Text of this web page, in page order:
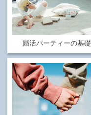
婚活パーティーの基礎